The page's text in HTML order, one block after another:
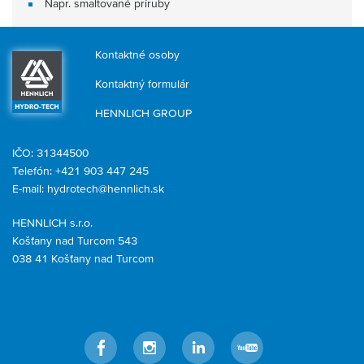
Napr. smaltované príruby
Kontaktné osoby
Kontaktný formulár
HENNLICH GROUP
HENNLICH s.r.o.
Košťany nad Turcom 543
038 41 Košťany nad Turcom
IČO: 31344500
Telefón: +421 903 447 245
E-mail: hydrotech@hennlich.sk
FacebookInstagramLinkedIn YouTube